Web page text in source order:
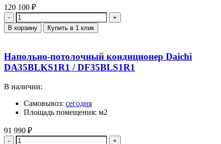
120 100 ₽
Количество
В корзину Купить в 1 клик
Напольно-потолочный кондиционер Daichi
DA35BLKS1R1 / DF35BLS1R1
В наличии:
Самовывоз: сегодня
Площадь помещения: м2
91 990 ₽
Количество